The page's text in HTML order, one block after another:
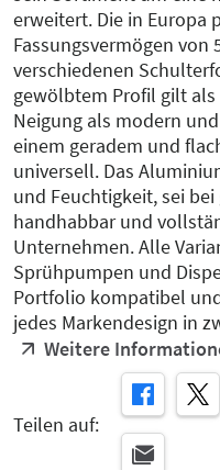
erweitert. Die in Europa
Fassungsvermögen
verschiedenen
gewölbtem Profil gilt als
Neigung als modern
einem geradem und
universell. Das
und Feuchtigkeit, sei
handhabbar und
Unternehmen. Alle
Sprühpumpen und
Portfolio kompatibel
jedes Markendesign in
Weitere
Teilen auf: